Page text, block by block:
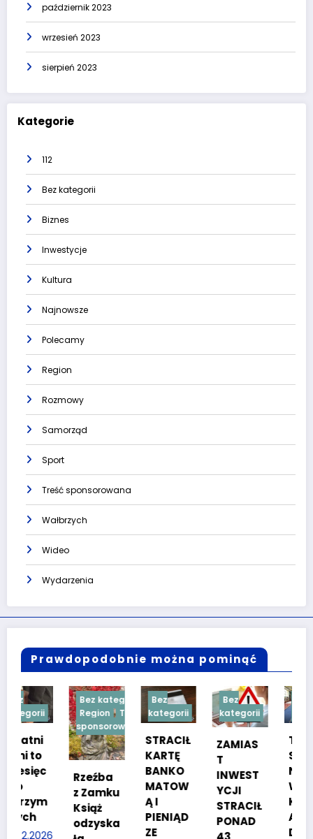
październik 2023
wrzesień 2023
sierpień 2023
Kategorie
112
Bez kategorii
Biznes
Inwestycje
Kultura
Najnowsze
Polecamy
Region
Rozmowy
Samorząd
Sport
Treść sponsorowana
Wałbrzych
Wideo
Wydarzenia
Prawdopodobnie można pominąć
Bez kategorii
Region
Treść
sponsorowana
Rzeźba
Książ
odzyska
Bez
kategorii
STRACIŁ
KARTĘ
BANKO
MATOW
Ą I
PIENIĄD
ZE
Bez
kategorii
ZAMIAS
T
INWEST
YCJI
PONAD
Bez
kategorii
TESTY
NOŚCIO
KANDYD
ATÓW